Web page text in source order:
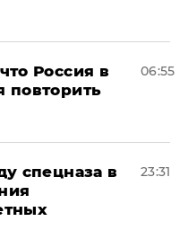
Россия в
повторить
06:55
спецназа в
23:31